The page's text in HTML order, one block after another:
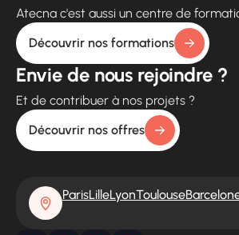
Atecna c'est aussi un centre de
Découvrir nos formations
Envie de nous rejoindre ?
Et de contribuer à nos projets ?
Découvrir nos offres
ParisLilleLyonToulouse